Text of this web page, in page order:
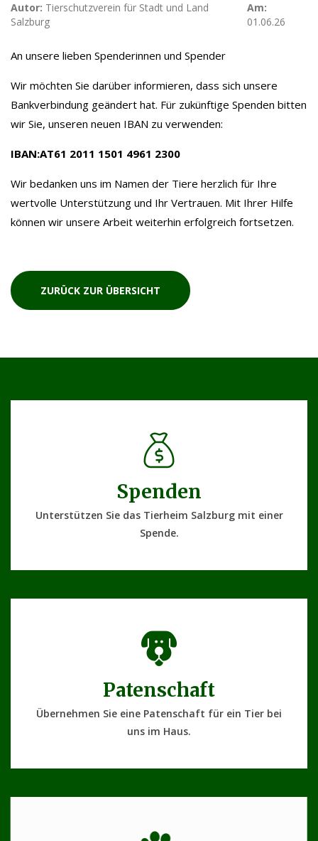
Autor: Tierschutzverein für Stadt und Land
Salzburg
Am:
01.06.26
An unsere lieben Spenderinnen und Spender
Wir möchten Sie darüber informieren, dass sich unsere
Bankverbindung geändert hat. Für zukünftige Spenden bitten
wir Sie, unseren neuen IBAN zu verwenden:
IBAN:AT61 2011 1501 4961 2300
Wir bedanken uns im Namen der Tiere herzlich für Ihre
wertvolle Unterstützung und Ihr Vertrauen. Mit Ihrer Hilfe
können wir unsere Arbeit weiterhin erfolgreich fortsetzen.
ZURÜCK ZUR ÜBERSICHT
Spenden
Unterstützen Sie das Tierheim Salzburg mit einer
Spende.
Patenschaft
Übernehmen Sie eine Patenschaft für ein Tier bei
uns im Haus.